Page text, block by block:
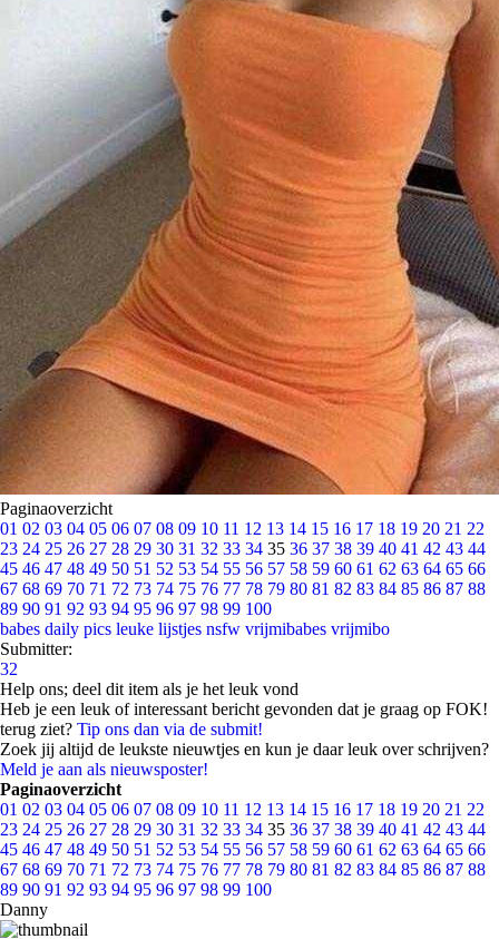
Paginaoverzicht
01 02 03 04 05 06 07 08 09 10 11 12 13 14 15 16 17 18 19 20 21 22
23 24 25 26 27 28 29 30 31 32 33 34 35 36 37 38 39 40 41 42 43 44
45 46 47 48 49 50 51 52 53 54 55 56 57 58 59 60 61 62 63 64 65 66
67 68 69 70 71 72 73 74 75 76 77 78 79 80 81 82 83 84 85 86 87 88
89 90 91 92 93 94 95 96 97 98 99 100
babes daily pics leuke lijstjes nsfw vrijmibabes vrijmibo
Submitter:
32
Help ons; deel dit item als je het leuk vond
Heb je een leuk of interessant bericht gevonden dat je graag op FOK!
terug ziet? Tip ons dan via de submit!
Zoek jij altijd de leukste nieuwtjes en kun je daar leuk over schrijven?
Meld je aan als nieuwsposter!
Paginaoverzicht
01 02 03 04 05 06 07 08 09 10 11 12 13 14 15 16 17 18 19 20 21 22
23 24 25 26 27 28 29 30 31 32 33 34 35 36 37 38 39 40 41 42 43 44
45 46 47 48 49 50 51 52 53 54 55 56 57 58 59 60 61 62 63 64 65 66
67 68 69 70 71 72 73 74 75 76 77 78 79 80 81 82 83 84 85 86 87 88
89 90 91 92 93 94 95 96 97 98 99 100
Danny